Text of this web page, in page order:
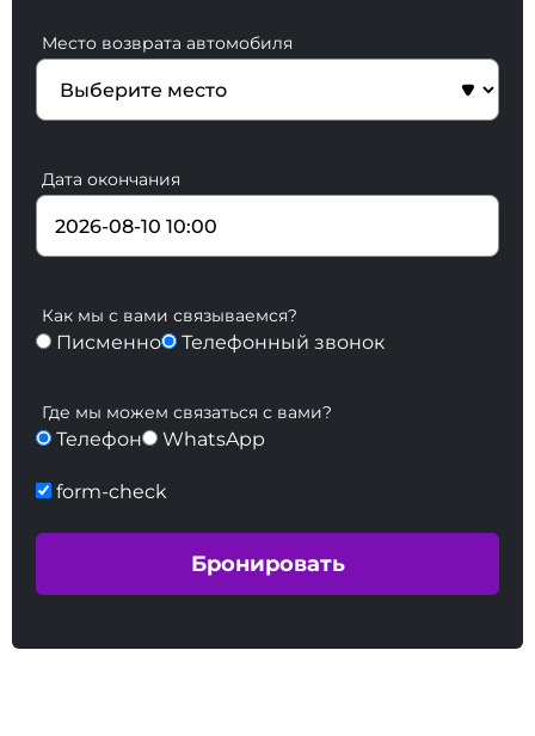
Место возврата автомобиля
Дата окончания
Как мы с вами связываемся?
Писменно Телефонный звонок
Где мы можем связаться с вами?
Телефон WhatsApp
form-check